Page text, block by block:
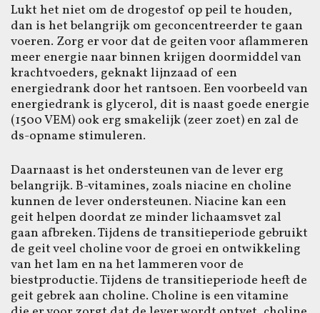
Lukt het niet om de drogestof op peil te houden,
dan is het belangrijk om geconcentreerder te gaan
voeren. Zorg er voor dat de geiten voor aflammeren
meer energie naar binnen krijgen doormiddel van
krachtvoeders, geknakt lijnzaad of een
energiedrank door het rantsoen. Een voorbeeld van
energiedrank is glycerol, dit is naast goede energie
(1500 VEM) ook erg smakelijk (zeer zoet) en zal de
ds-opname stimuleren.
Daarnaast is het ondersteunen van de lever erg
belangrijk. B-vitamines, zoals niacine en choline
kunnen de lever ondersteunen. Niacine kan een
geit helpen doordat ze minder lichaamsvet zal
gaan afbreken. Tijdens de transitieperiode gebruikt
de geit veel choline voor de groei en ontwikkeling
van het lam en na het lammeren voor de
biestproductie. Tijdens de transitieperiode heeft de
geit gebrek aan choline. Choline is een vitamine